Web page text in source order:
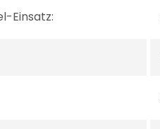
Einsatz: